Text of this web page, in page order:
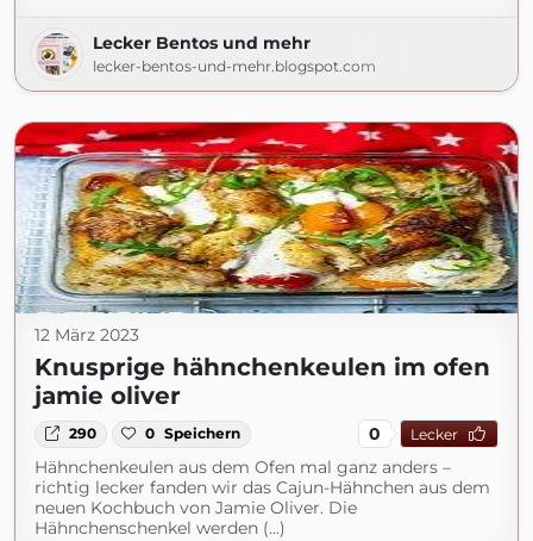
Lecker Bentos und mehr
lecker-bentos-und-mehr.blogspot.com
12 März 2023
Knusprige hähnchenkeulen im ofen
jamie oliver
290 0 Speichern 0 Lecker
Hähnchenkeulen aus dem Ofen mal ganz anders –
richtig lecker fanden wir das Cajun-Hähnchen aus dem
neuen Kochbuch von Jamie Oliver. Die
Hähnchenschenkel werden (...)